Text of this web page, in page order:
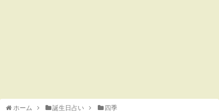
ホーム 誕生日占い 四季